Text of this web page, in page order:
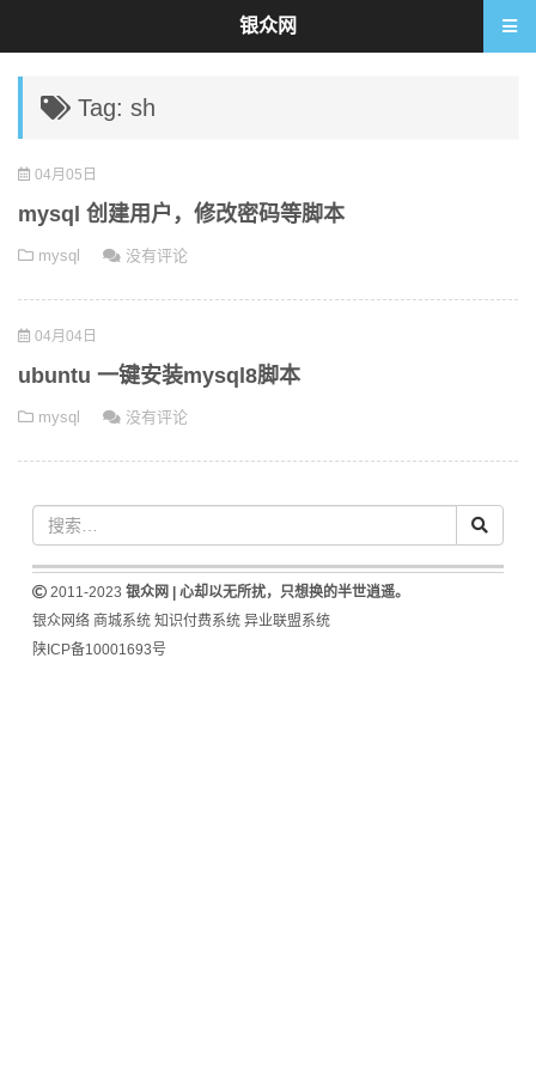
Tag: sh
04月05日
mysql 创建用户，修改密码等脚本
mysql 没有评论
04月04日
ubuntu 一键安装mysql8脚本
mysql 没有评论
2011-2023 银众网 | 心却以无所扰，只想换的半世逍遥。
银众网络 商城系统 知识付费系统 异业联盟系统
陕ICP备10001693号
银众网